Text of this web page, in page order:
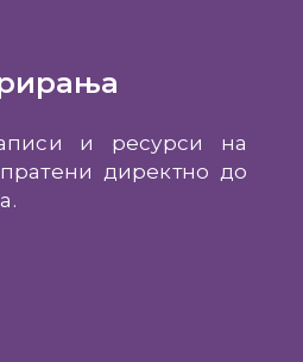
и ресурси на
директно до